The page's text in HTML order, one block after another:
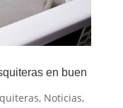
en buen
, Noticias,